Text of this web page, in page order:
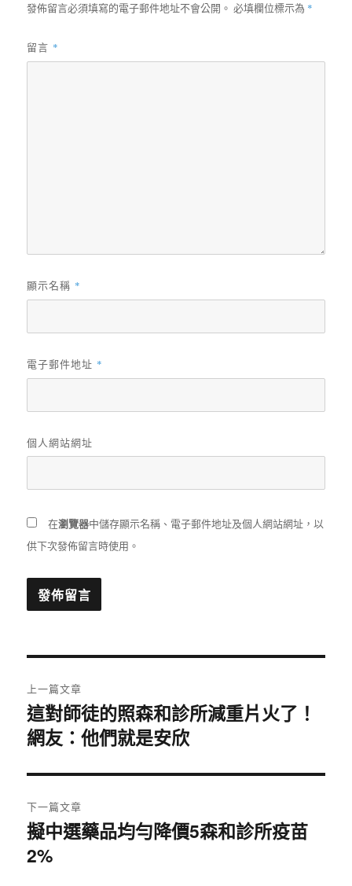
發佈留言必須填寫的電子郵件地址不會公開。 必填欄位標示為 *
留言 *
顯示名稱 *
電子郵件地址 *
個人網站網址
在瀏覽器中儲存顯示名稱、電子郵件地址及個人網站網址，以
供下次發佈留言時使用。
章
導
覽
上一篇文章
上
一
文
章:
這對師徒的照森和診所減重片火了！
網友：他們就是安欣
下一篇文章
下
一
擬中選藥品均勻降價5森和診所疫苗
2%